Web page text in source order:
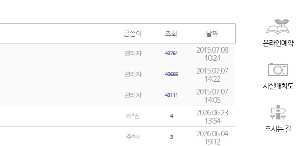
글쓴이 조회 날짜
관리자 43761
2015.07.08
10:24
관리자 43666
2015.07.07
14:22
관리자 43111
2015.07.07
14:05
이*선 4
2026.06.23
13:54
주*대 3
2026.06.04
19:12
온라인예약
시설배치도
오시는 길